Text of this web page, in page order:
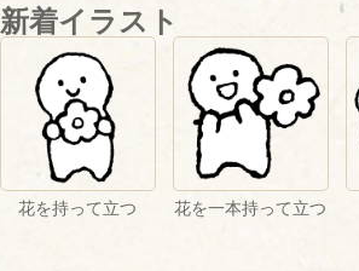
新着イラスト
花を持って立つ 花を一本持って立つ